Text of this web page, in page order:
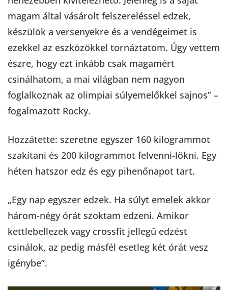
magam által vásárolt felszereléssel edzek,
készülök a versenyekre és a vendégeimet is
ezekkel az eszközökkel tornáztatom. Úgy vettem
észre, hogy ezt inkább csak magamért
csinálhatom, a mai világban nem nagyon
foglalkoznak az olimpiai súlyemelőkkel sajnos” –
fogalmazott Rocky.
Hozzátette: szeretne egyszer 160 kilogrammot
szakítani és 200 kilogrammot felvenni-lökni. Egy
héten hatszor edz és egy pihenőnapot tart.
„Egy nap egyszer edzek. Ha súlyt emelek akkor
három-négy órát szoktam edzeni. Amikor
kettlebellezek vagy crossfit jellegű edzést
csinálok, az pedig másfél esetleg két órát vesz
igénybe”.